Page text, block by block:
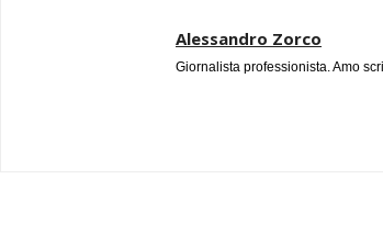
Alessandro Zorco
Giornalista professionista. Amo